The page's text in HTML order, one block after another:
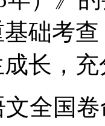
础考
长，
文全国